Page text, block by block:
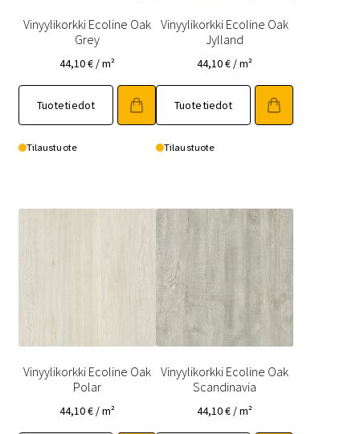
Vinyylikorkki Ecoline Oak
Grey
44,10€ / m²
Tuotetiedot
Tilaustuote
Vinyylikorkki Ecoline Oak
Jylland
44,10€ / m²
Tuotetiedot
Tilaustuote
Vinyylikorkki Ecoline Oak
Polar
44,10€ / m²
Vinyylikorkki Ecoline Oak
Scandinavia
44,10€ / m²